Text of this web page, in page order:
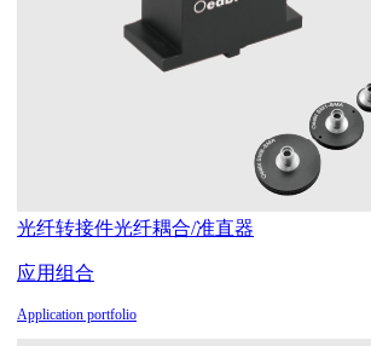
光纤转接件光纤耦合/准直器
应用组合
Application portfolio